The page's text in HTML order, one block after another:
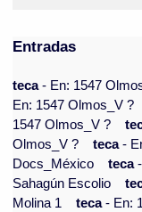
Entradas
teca- En: 1547
En: 1547 Olmos_V ?
1547 Olmos_V ?
Olmos_V ?
teca-
Docs_México
teca
Sahagún Escolio
Molina 1
teca- En: